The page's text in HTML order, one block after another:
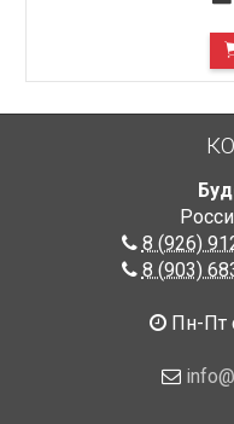
8 (926)
8 (903)
Пн-Пт